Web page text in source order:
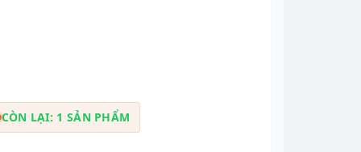
CÒN LẠI: 1 SẢN PHẨM